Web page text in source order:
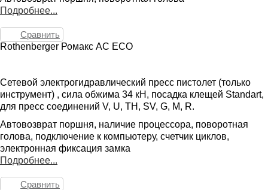
Подробнее...
Сравнить
Rothenberger Ромакс AC ECO
Сетевой электрогидравлический пресс пистолет (только
инструмент) , сила обжима 34 кН, посадка клещей Standart,
для пресс соединений V, U, TH, SV, G, M, R.
Автовозврат поршня, наличие процессора, поворотная
голова, подключение к компьютеру, счетчик циклов,
электронная фиксация замка
Подробнее...
Сравнить